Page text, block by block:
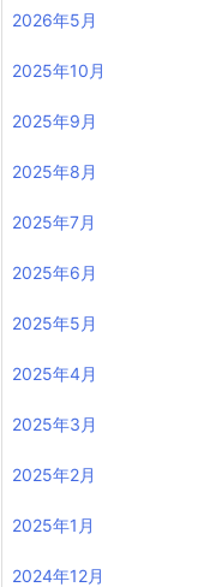
2026年5月
2025年10月
2025年9月
2025年8月
2025年7月
2025年6月
2025年5月
2025年4月
2025年3月
2025年2月
2025年1月
2024年12月